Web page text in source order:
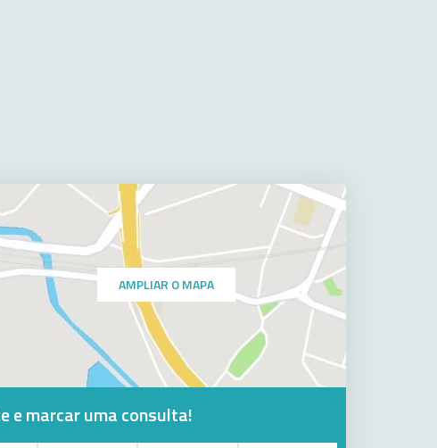
AMPLIAR O MAPA
e marcar uma consulta!